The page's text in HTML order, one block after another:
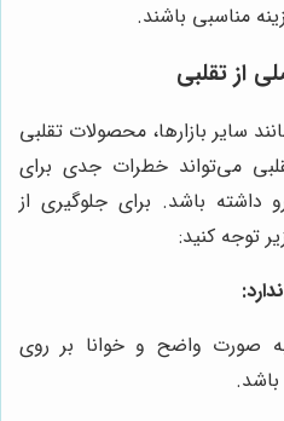
مناسبی باشند.
از تقلبی
سایر بازارها، محصولات تقلبی
می‌تواند خطرات جدی برای
داشته باشد. برای جلوگیری از
توجه کنید:
به صورت واضح و خوانا بر روی